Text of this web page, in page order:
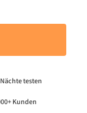
testen
Kunden